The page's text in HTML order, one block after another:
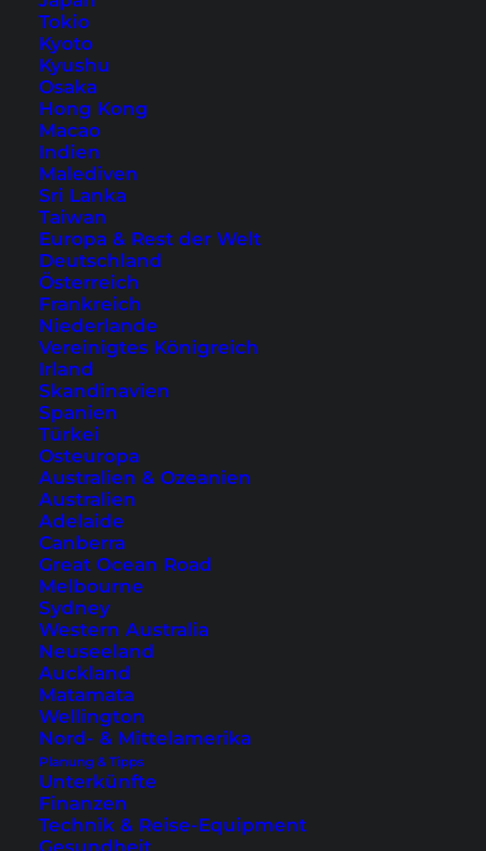
Tokio
Kyoto
Kyushu
Osaka
Hong Kong
Macao
Indien
Malediven
Sri Lanka
Taiwan
Europa & Rest der Welt
Deutschland
Österreich
Frankreich
Niederlande
Vereinigtes Königreich
Irland
Skandinavien
Spanien
Türkei
Osteuropa
Australien & Ozeanien
Australien
Adelaide
Canberra
Great Ocean Road
Melbourne
Sydney
Western Australia
Neuseeland
Auckland
Matamata
Wellington
Nord- & Mittelamerika
Planung & Tipps
Unterkünfte
Finanzen
Technik & Reise-Equipment
Gesundheit
meist nur die Strände im Norden oder Osten. In
diesem Artikel findest du unsere Auswahl zu den
Koh Samui Stränden, um den richtigen für dich
zu entdecken.
Koh Samui – der Inselguide (99
spannende To-Dos)
Du brauchst noch etwas mehr Inspiration
und weitere Tipps für deine Koh Samui
Reise? Dann solltest du unbedingt einen
Blick in unser Buch werfen! 156 Seiten voller
Insider-Wissen.
Mehr Informationen
Übernachtung auf Koh Samui –
unser Hoteltipp